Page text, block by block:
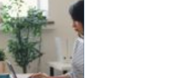
också